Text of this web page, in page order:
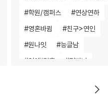
#학원/캠퍼스 #연상연하
#영혼바뀜 #친구>연인
#원나잇 #능글남
#연애/결혼 #평범녀
회귀